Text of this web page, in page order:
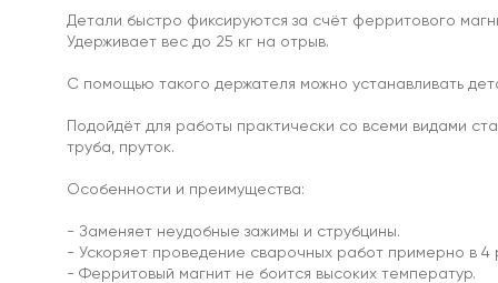
Ферритовые
крепления
С
отверстием
Детали быстро фиксируются за счёт ферритового
Удерживает вес до 25 кг на отрыв.
С помощью такого держателя можно устанавливать
Подойдёт для работы практически со всеми видами
труба, пруток.
Особенности и преимущества:
- Заменяет неудобные зажимы и струбцины.
- Ускоряет проведение сварочных работ примерно в 4
- Ферритовый магнит не боится высоких температур.